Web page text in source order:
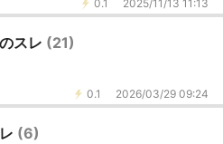
0.1 2025/11/13 11:13
スレ (21)
0.1 2026/03/29 09:24
(6)